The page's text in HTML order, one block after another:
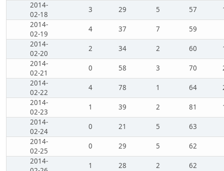
2014-
02-18
3 29 5 57
2014-
02-19
4 37 7
59
2014-
02-20
2 34 2 60
2014-
02-21
0 58 3 70
2014-
02-22
4 78 1 64
2014-
02-23
1 39 2 81
2014-
02-24
0 21 5
63
2014-
02-25
0 29 5
62
2014-
1 28 2
62